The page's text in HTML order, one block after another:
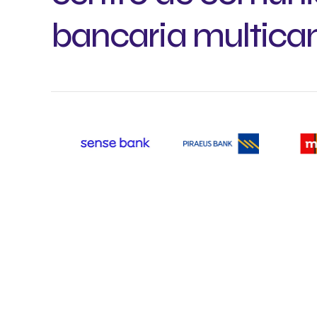
bancaria